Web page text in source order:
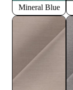
Mineral Blue